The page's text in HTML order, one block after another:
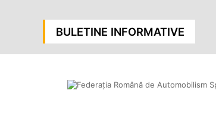
BULETINE INFORMATIVE